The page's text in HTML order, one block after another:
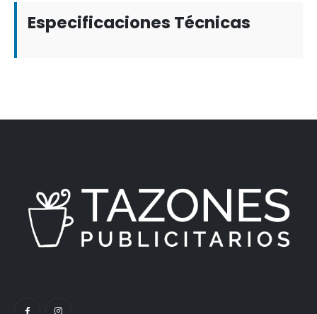
Especificaciones Técnicas